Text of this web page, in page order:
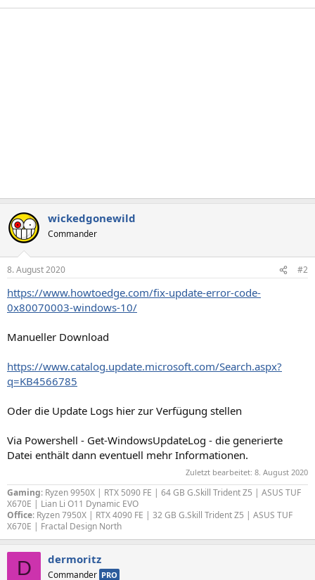
wickedgonewild
Commander
8. August 2020 #2
https://www.howtoedge.com/fix-update-error-code-
0x80070003-windows-10/
Manueller Download
https://www.catalog.update.microsoft.com/Search.aspx?
q=KB4566785
Oder die Update Logs hier zur Verfügung stellen
Via Powershell - Get-WindowsUpdateLog - die generierte
Datei enthält dann eventuell mehr Informationen.
Zuletzt bearbeitet: 8. August 2020
Gaming: Ryzen 9950X | RTX 5090 FE | 64 GB G.Skill Trident Z5 | ASUS TUF
X670E | Lian Li O11 Dynamic EVO
Office: Ryzen 7950X | RTX 4090 FE | 32 GB G.Skill Trident Z5 | ASUS TUF
X670E | Fractal Design North
D dermoritz
Commander PRO